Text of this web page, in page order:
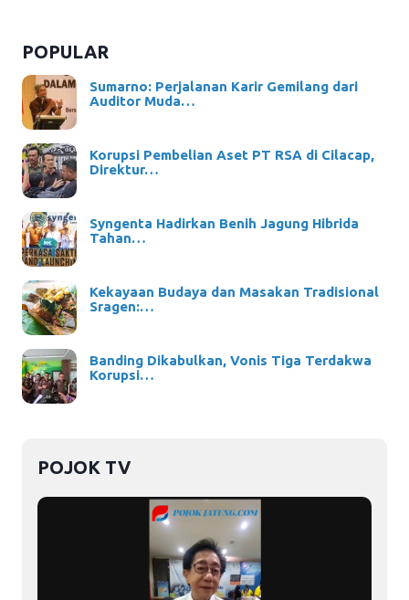
POPULAR
Sumarno: Perjalanan Karir Gemilang dari
Auditor Muda…
Korupsi Pembelian Aset PT RSA di Cilacap,
Direktur…
Syngenta Hadirkan Benih Jagung Hibrida
Tahan…
Kekayaan Budaya dan Masakan Tradisional
Sragen:…
Banding Dikabulkan, Vonis Tiga Terdakwa
Korupsi…
POJOK TV